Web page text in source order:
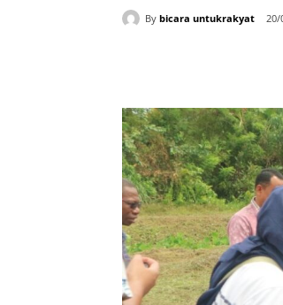
By bicara untukrakyat 20/